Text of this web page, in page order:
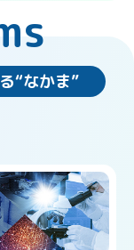
“なかま”